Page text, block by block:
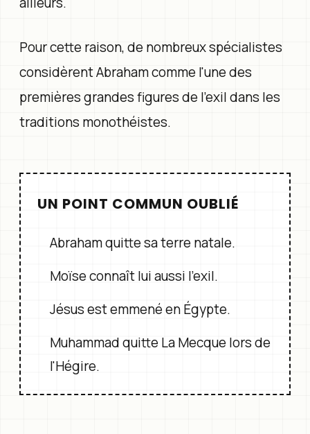
Pour cette raison, de nombreux spécialistes
considèrent Abraham comme l'une des
premières grandes figures de l'exil dans les
traditions monothéistes.
UN POINT COMMUN OUBLIÉ
Abraham quitte sa terre natale.
Moïse connaît lui aussi l'exil.
Jésus est emmené en Égypte.
Muhammad quitte La Mecque lors de
l'Hégire.